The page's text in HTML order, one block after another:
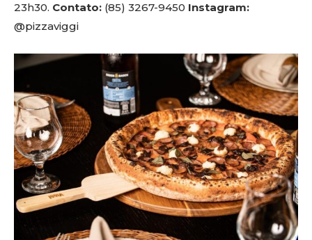
23h30. Contato: (85) 3267-9450 Instagram:
@pizzaviggi